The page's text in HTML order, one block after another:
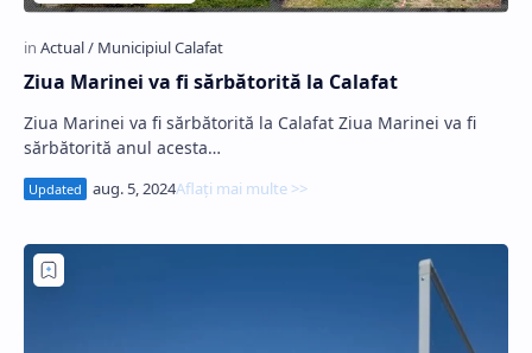
Ziua Marinei va fi sărbătorită la Calafat
Ziua Marinei va fi sărbătorită la Calafat Ziua Marinei va fi
sărbătorită anul acesta…